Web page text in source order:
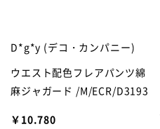
D*g*y (デコ・カンパニー)
ウエスト配色フレアパンツ綿
麻ジャガード /M/ECR/D3193
￥10.780